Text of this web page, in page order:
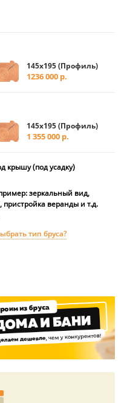
145х195 (Профиль)
1236 000 р.
145х195 (Профиль)
1 355 000 р.
крышу (под усадку)
зеркальный вид,
веранды и т.д.
тип бруса?